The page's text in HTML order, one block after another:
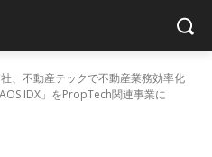
、不動産テックで不動産業務効率化
IDX」をPropTech関連事業に